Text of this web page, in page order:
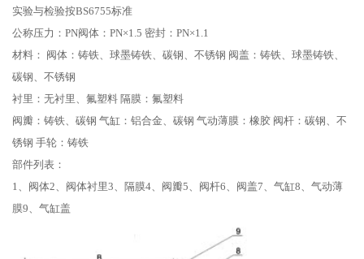
实验与检验按BS6755标准
公称压力：PN阀体：PN×1.5 密封：PN×1.1
材料： 阀体：铸铁、球墨铸铁、碳钢、不锈钢 阀盖：铸铁、球墨铸铁、
碳钢、不锈钢
衬里：无衬里、氟塑料 隔膜：氟塑料
阀瓣：铸铁、碳钢 气缸：铝合金、碳钢 气动薄膜：橡胶 阀杆：碳钢、不
锈钢 手轮：铸铁
部件列表：
1、阀体2、阀体衬里3、隔膜4、阀瓣5、阀杆6、阀盖7、气缸8、气动薄
膜9、气缸盖